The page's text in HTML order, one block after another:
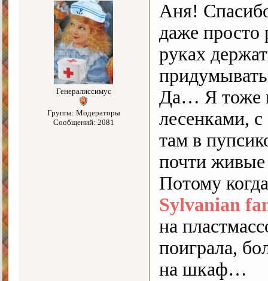
Генералиссимус
Группа: Модераторы
Сообщений: 2081
Аня!
даже просто
руках
Да… Я тоже
лесенками,
там в
почти
Потому
Sylvanian
на
поиграла,
на шкаф…